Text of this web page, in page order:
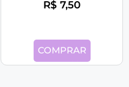
R$ 7,50
COMPRAR